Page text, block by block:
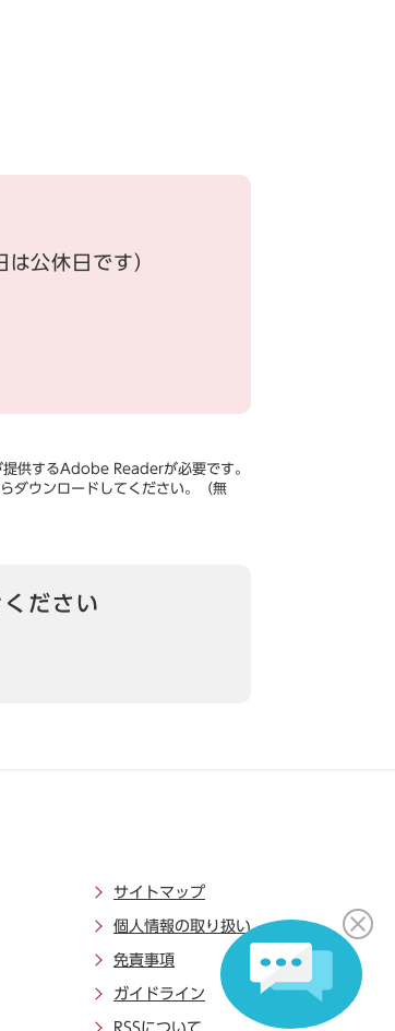
公休日です）
供するAdobe Readerが必要です。
ダウンロードしてください。（無
ださい
サイトマップ
個人情報の取り扱い
免責事項
ガイドライン
RSSについて